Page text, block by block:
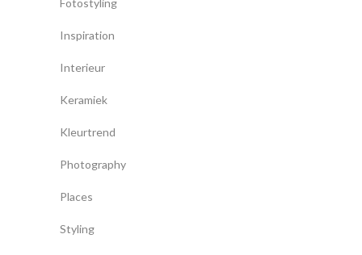
Fotostyling
Inspiration
Interieur
Keramiek
Kleurtrend
Photography
Places
Styling